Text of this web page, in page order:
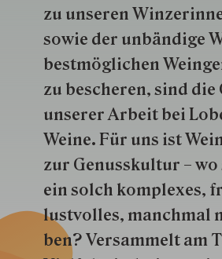
zu unseren
so­wie der un­bän­dige
best­mög­lich­en
zu besche­ren, sind die
unserer Arbeit bei
Weine. Für uns ist
zur Genuss­kultur – wo
ein solch kom­plexes,
lustvolles, manchmal
ben? Versammelt am